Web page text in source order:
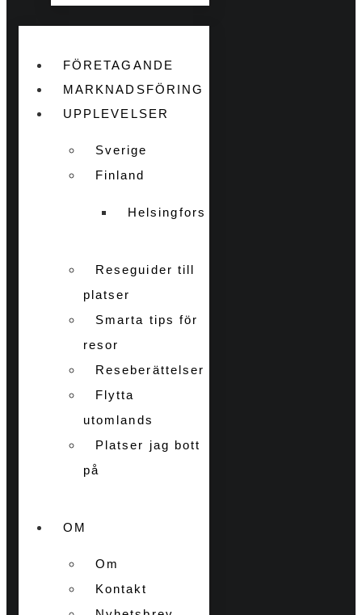
FÖRETAGANDE
MARKNADSFÖRING
UPPLEVELSER
Sverige
Finland
Helsingfors
Reseguider till
platser
Smarta tips för
resor
Reseberättelser
Flytta
utomlands
Platser jag bott
på
OM
Om
Kontakt